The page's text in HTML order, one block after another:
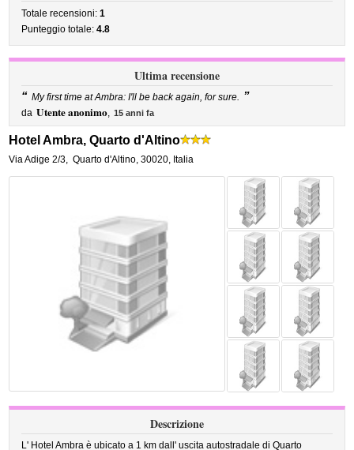
Totale recensioni:1
Punteggio totale:4.8
Ultima recensione
“ My first time at Ambra: I'll be back again, for sure. ”
da Utente anonimo, 15 anni fa
Hotel Ambra, Quarto d'Altino
Via Adige 2/3, Quarto d'Altino,30020, Italia
Descrizione
L' Hotel Ambra è ubicato a 1 km dall' uscita autostradale di Quarto